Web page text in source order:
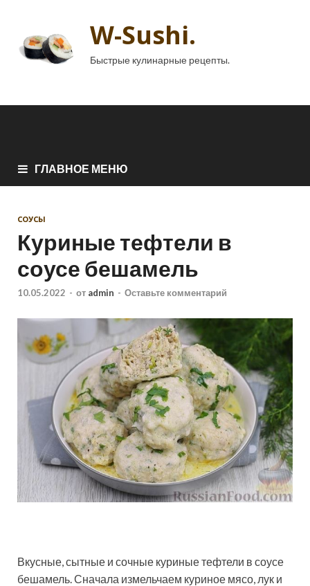
W-Sushi.
Быстрые кулинарные рецепты.
ГЛАВНОЕ МЕНЮ
СОУСЫ
Куриные тефтели в
соусе бешамель
10.05.2022 - от admin - Оставьте комментарий
Вкусные, сытные и сочные куриные тефтели в соусе
бешамель. Сначала измельчаем куриное мясо, лук и